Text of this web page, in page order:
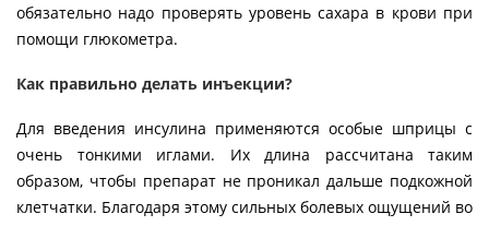
обязательно надо проверять уровень сахара в крови при
помощи глюкометра.
Как правильно делать инъекции?
Для введения инсулина применяются особые шприцы с
очень тонкими иглами. Их длина рассчитана таким
образом, чтобы препарат не проникал дальше подкожной
клетчатки. Благодаря этому сильных болевых ощущений во